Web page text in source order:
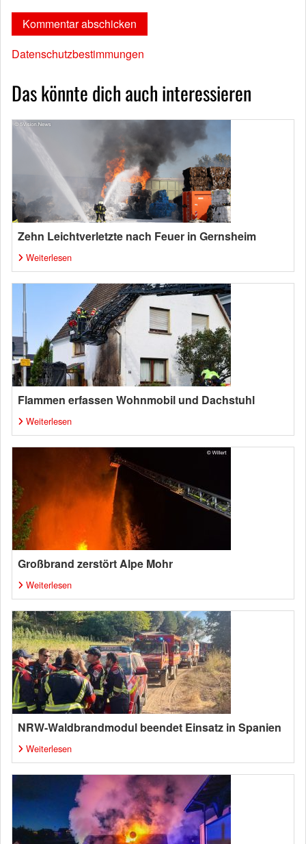
Datenschutzbestimmungen
Das könnte dich auch interessieren
Zehn Leichtverletzte nach Feuer in Gernsheim
Weiterlesen
Flammen erfassen Wohnmobil und Dachstuhl
Weiterlesen
Großbrand zerstört Alpe Mohr
Weiterlesen
NRW-Waldbrandmodul beendet Einsatz in Spanien
Weiterlesen